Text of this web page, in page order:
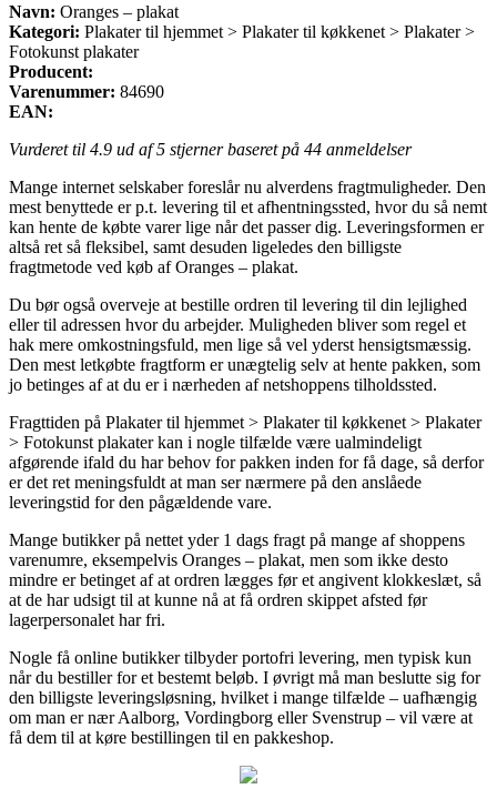
Navn: Oranges – plakat
Kategori: Plakater til hjemmet > Plakater til køkkenet > Plakater >
Fotokunst plakater
Producent:
Varenummer: 84690
EAN:
Vurderet til 4.9 ud af 5 stjerner baseret på 44 anmeldelser
Mange internet selskaber foreslår nu alverdens fragtmuligheder. Den
mest benyttede er p.t. levering til et afhentningssted, hvor du så nemt
kan hente de købte varer lige når det passer dig. Leveringsformen er
altså ret så fleksibel, samt desuden ligeledes den billigste
fragtmetode ved køb af Oranges – plakat.
Du bør også overveje at bestille ordren til levering til din lejlighed
eller til adressen hvor du arbejder. Muligheden bliver som regel et
hak mere omkostningsfuld, men lige så vel yderst hensigtsmæssig.
Den mest letkøbte fragtform er unægtelig selv at hente pakken, som
jo betinges af at du er i nærheden af netshoppens tilholdssted.
Fragttiden på Plakater til hjemmet > Plakater til køkkenet > Plakater
> Fotokunst plakater kan i nogle tilfælde være ualmindeligt
afgørende ifald du har behov for pakken inden for få dage, så derfor
er det ret meningsfuldt at man ser nærmere på den anslåede
leveringstid for den pågældende vare.
Mange butikker på nettet yder 1 dags fragt på mange af shoppens
varenumre, eksempelvis Oranges – plakat, men som ikke desto
mindre er betinget af at ordren lægges før et angivent klokkeslæt, så
at de har udsigt til at kunne nå at få ordren skippet afsted før
lagerpersonalet har fri.
Nogle få online butikker tilbyder portofri levering, men typisk kun
når du bestiller for et bestemt beløb. I øvrigt må man beslutte sig for
den billigste leveringsløsning, hvilket i mange tilfælde – uafhængig
om man er nær Aalborg, Vordingborg eller Svenstrup – vil være at
få dem til at køre bestillingen til en pakkeshop.